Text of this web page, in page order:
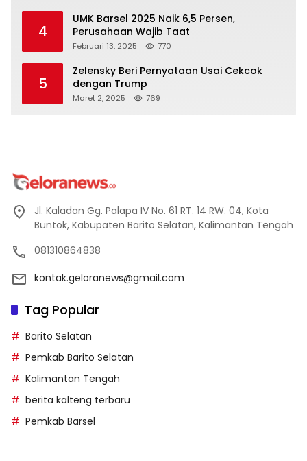
4
UMK Barsel 2025 Naik 6,5 Persen,
Perusahaan Wajib Taat
Februari 13, 2025 770
5
Zelensky Beri Pernyataan Usai Cekcok
dengan Trump
Maret 2, 2025 769
Jl. Kaladan Gg. Palapa IV No. 61 RT. 14 RW. 04, Kota
Buntok, Kabupaten Barito Selatan, Kalimantan Tengah
081310864838
kontak.geloranews@gmail.com
Tag Popular
Barito Selatan
Pemkab Barito Selatan
Kalimantan Tengah
berita kalteng terbaru
Pemkab Barsel